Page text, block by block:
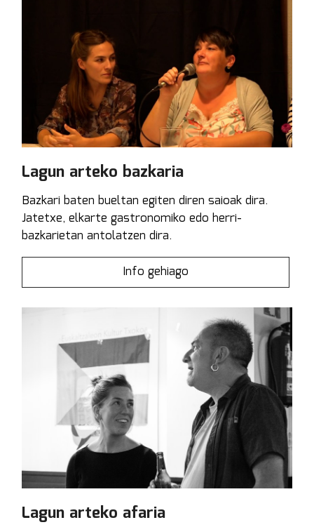
Lagun arteko bazkaria
Bazkari baten bueltan egiten diren saioak dira.
Jatetxe, elkarte gastronomiko edo herri-
bazkarietan antolatzen dira.
Info gehiago
Lagun arteko afaria